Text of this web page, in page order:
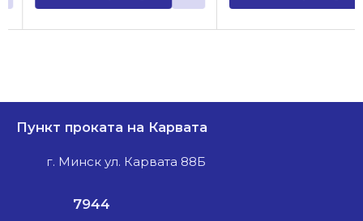
Пункт проката на Карвата
г. Минск ул. Карвата 88Б
7944